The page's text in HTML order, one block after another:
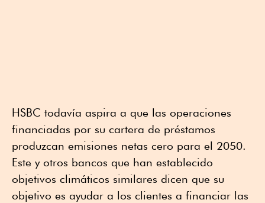
HSBC todavía aspira a que las operaciones
financiadas por su cartera de préstamos
produzcan emisiones netas cero para el 2050.
Este y otros bancos que han establecido
objetivos climáticos similares dicen que su
objetivo es ayudar a los clientes a financiar las